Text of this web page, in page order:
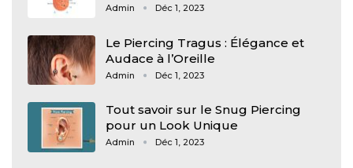
Admin Déc 1, 2023
Le Piercing Tragus : Élégance et
Audace à l’Oreille
Admin Déc 1, 2023
Tout savoir sur le Snug Piercing
pour un Look Unique
Admin Déc 1, 2023